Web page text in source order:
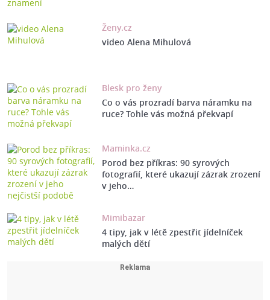
Ženy.cz
video Alena Mihulová
Blesk pro ženy
Co o vás prozradí barva náramku na
ruce? Tohle vás možná překvapí
Maminka.cz
Porod bez příkras: 90 syrových
fotografií, které ukazují zázrak zrození
v jeho…
Mimibazar
4 tipy, jak v létě zpestřit jídelníček
malých dětí